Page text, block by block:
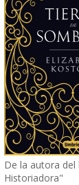
De la autora del
Historiadora"